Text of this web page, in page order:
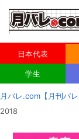
日本代表
学生
月バレ.com【月刊バレ
2018